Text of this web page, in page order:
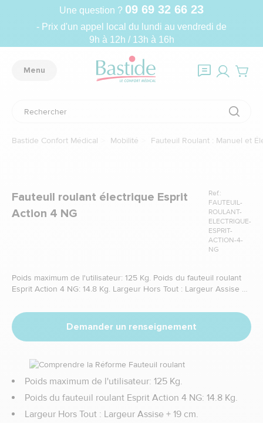
Une question ? 09 69 32 66 23
- Prix d'un appel local du lundi au vendredi de
9h à 12h / 13h à 16h
Menu
Bastide Confort Médical Mobilité Fauteuil Roulant : Manuel et
Fauteuil roulant électrique Esprit
Action 4 NG
Ref.:
FAUTEUIL-
ROULANT-
ELECTRIQUE-
ESPRIT-
ACTION-4-
NG
Poids maximum de l'utilisateur: 125 Kg. Poids du fauteuil roulant
Esprit Action 4 NG: 14.8 Kg. Largeur Hors Tout : Largeur Assise +
Longueur Hors Tout sans repose pieds: 85 à 102.5 cm. Hauteur
Hors Tout : 81 à 104 cm.Demander un renseignement
Poids maximum de l'utilisateur: 125 Kg.
Poids du fauteuil roulant Esprit Action 4 NG: 14.8 Kg.
Largeur Hors Tout : Largeur Assise + 19 cm.